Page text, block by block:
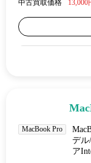
中古買取価格 13,000
MacBook Pro
デル
ア